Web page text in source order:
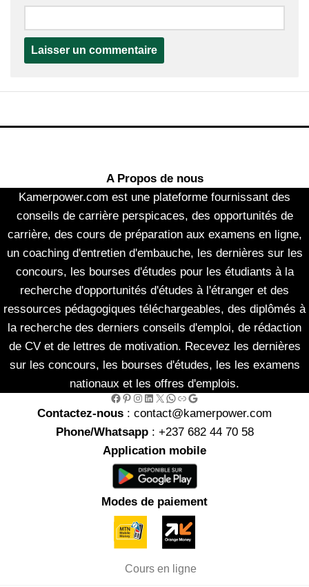
A Propos de nous
Kamerpower.com est une plateforme fournissant des
conseils de carrière perspicaces, des opportunités de
carrière, des cours de préparation aux examens en ligne,
un coaching d'entretien d'embauche, les dernières sur les
concours, les bourses d'études pour les étudiants à la
recherche d'opportunités d'études à l'étranger et des
ressources pédagogiques téléchargeables, des diplômés à
la recherche des derniers conseils d'emploi, de rédaction
de CV et de lettres de motivation. Recevez les dernières
sur les concours, les bourses d'études, les les examens
nationaux et les offres d'emplois.
Facebook Pinterest InstagramLinkedIn X WhatsApp Link Google
Contactez-nous : contact@kamerpower.com
Phone/Whatsapp: +237 682 44 70 58
Application mobile
Modes de paiement
Cours en ligne